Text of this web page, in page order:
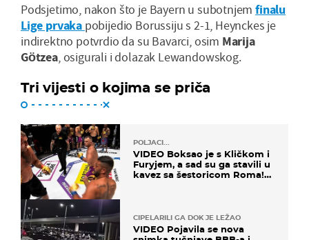
Podsjetimo, nakon što je Bayern u subotnjemfinalu
Lige prvaka pobijedio Borussiju s 2-1, Heynckes je
indirektno potvrdio da su Bavarci, osim Marija
Götzea, osigurali i dolazak Lewandowskog.
Tri vijesti o kojima se priča
POLJACI...
VIDEO Boksao je s Kličkom i
Furyjem, a sad su ga stavili u
kavez sa šestoricom Roma!
CIPELARILI GA DOK JE LEŽAO
VIDEO Pojavila se nova